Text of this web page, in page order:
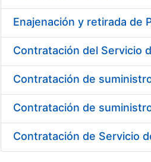
Erakutsi/Ezkutatu
Enajenación y retirada de
Contratación del Servicio
Contratación de